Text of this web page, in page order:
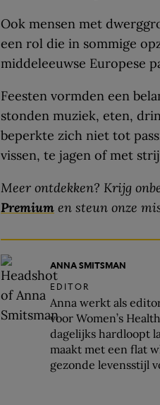
Ook mensen met
een rol die in sommige
middeleeuwse Europese
Feesten vormden een
stonden muziek, eten,
beperkte zich niet tot
vissen, te jagen of met
Meer ontdekken? Krijg
Premium en steun onze
ANNA SMITSMAN
EDITOR
Anna werkt als
voor Women’s
dagelijks hardloopt
maakt met een flat
gezonde levensstijl